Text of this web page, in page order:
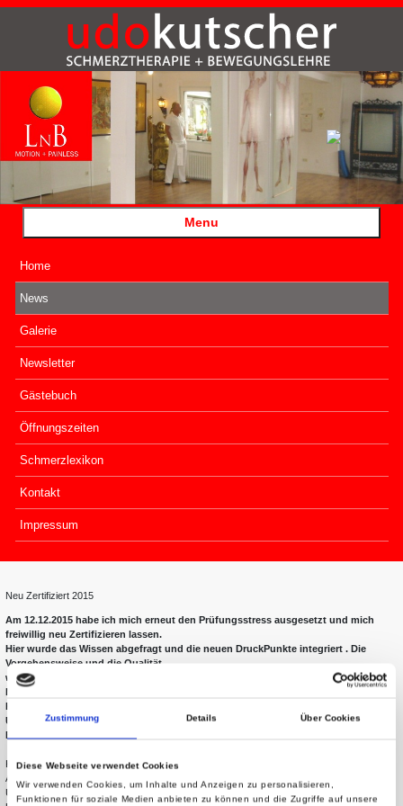
Zustimmung Details Über Cookies
Diese Webseite verwendet Cookies
Wir verwenden Cookies, um Inhalte und Anzeigen zu personalisieren,
Funktionen für soziale Medien anbieten zu können und die Zugriffe auf unsere
Menu
Home
News
Galerie
Newsletter
Gästebuch
Öffnungszeiten
Schmerzlexikon
Kontakt
Impressum
Neu Zertifiziert 2015
Am 12.12.2015 habe ich mich erneut den Prüfungsstress ausgesetzt und mich
freiwillig neu Zertifizieren lassen.
Hier wurde das Wissen abgefragt und die neuen DruckPunkte integriert . Die
Vorgehensweise und die Qualität
wurden überprüft .
Urkunde belohnt und wir haben dies gebührlich gefeiert !
KOSTENFREIE Einführung in das LnB Motion Bewegungsprogramm. Um rechtzeitige
Anmeldung wird gebeten.
Udo Kutscher ist Chefausbilder bei LnB